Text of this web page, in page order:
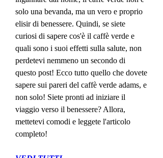
solo una bevanda, ma un vero e proprio
elisir di benessere. Quindi, se siete
curiosi di sapere cos'è il caffè verde e
quali sono i suoi effetti sulla salute, non
perdetevi nemmeno un secondo di
questo post! Ecco tutto quello che dovete
sapere sui pareri del caffè verde adams, e
non solo! Siete pronti ad iniziare il
viaggio verso il benessere? Allora,
mettetevi comodi e leggete l'articolo
completo!